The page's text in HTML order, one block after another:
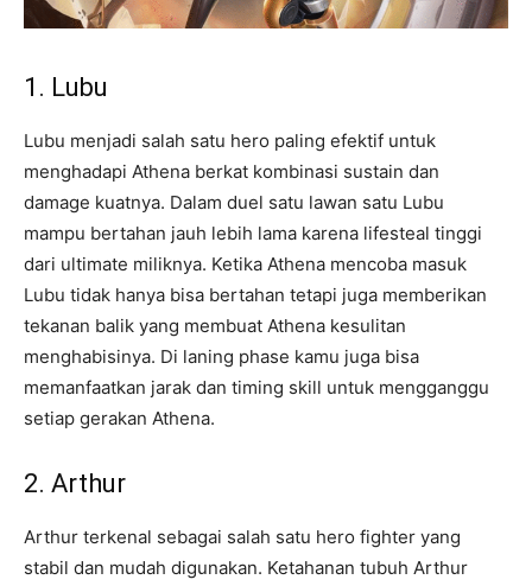
1. Lubu
Lubu menjadi salah satu hero paling efektif untuk
menghadapi Athena berkat kombinasi sustain dan
damage kuatnya. Dalam duel satu lawan satu Lubu
mampu bertahan jauh lebih lama karena lifesteal tinggi
dari ultimate miliknya. Ketika Athena mencoba masuk
Lubu tidak hanya bisa bertahan tetapi juga memberikan
tekanan balik yang membuat Athena kesulitan
menghabisinya. Di laning phase kamu juga bisa
memanfaatkan jarak dan timing skill untuk mengganggu
setiap gerakan Athena.
2. Arthur
Arthur terkenal sebagai salah satu hero fighter yang
stabil dan mudah digunakan. Ketahanan tubuh Arthur